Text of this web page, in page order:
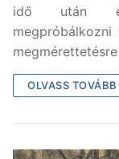
idő után
OLVASS